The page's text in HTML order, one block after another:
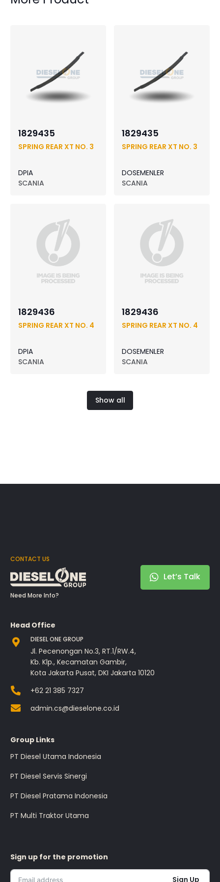
1829435
SPRING REAR XT NO. 3
DPIA
SCANIA
1829435
SPRING REAR XT NO. 3
DOSEMENLER
SCANIA
1829436
SPRING REAR XT NO. 4
DPIA
SCANIA
1829436
SPRING REAR XT NO. 4
DOSEMENLER
SCANIA
Show all
CONTACT US
Need More Info?
Let’s Talk
Head Office
DIESEL ONE GROUP
Jl. Pecenongan No.3, RT.1/RW.4,
Kb. Klp., Kecamatan Gambir,
Kota Jakarta Pusat, DKI Jakarta 10120
+62 21 385 7327
admin.cs@dieselone.co.id
Group Links
PT Diesel Utama Indonesia
PT Diesel Servis Sinergi
PT Diesel Pratama Indonesia
PT Multi Traktor Utama
Sign up for the promotion
Sign Up